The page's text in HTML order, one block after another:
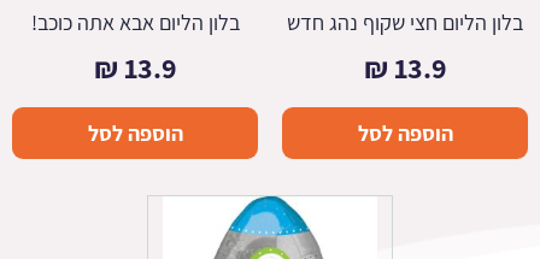
בלון הליום חצי שקוף נהג חדש
13.9
₪
הוספה לסל
בלון הליום אבא אתה כוכב!
13.9
₪
הוספה לסל